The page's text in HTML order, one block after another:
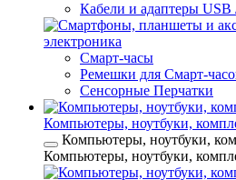
Кабели и адаптеры
электроника
Смарт-часы
Ремешки для Смарт-
Сенсорные Перчатки
Компьютеры, ноутбуки,
Компьютеры, ноутбуки,
Компьютеры, ноутбуки,